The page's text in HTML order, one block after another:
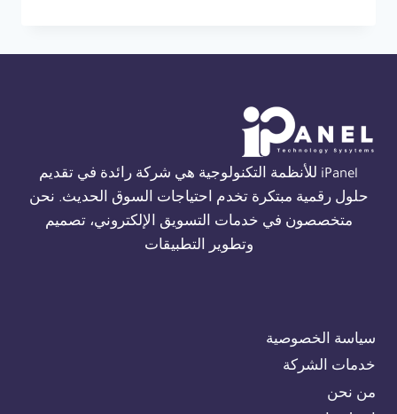
01554305486
iPanel للأنظمة التكنولوجية هي شركة رائدة في تقديم
حلول رقمية مبتكرة تخدم احتياجات السوق الحديث. نحن
متخصصون في خدمات التسويق الإلكتروني، تصميم
وتطوير التطبيقات
سياسة الخصوصية
خدمات الشركة
من نحن